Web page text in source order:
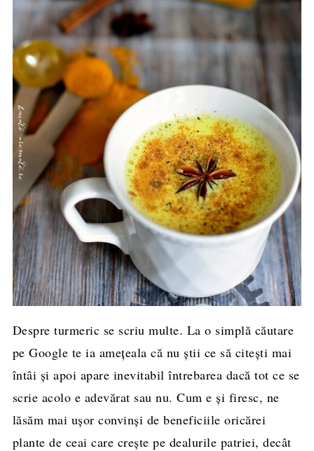
Despre turmeric se scriu multe. La o simplă căutare
pe Google te ia ameţeala că nu ştii ce să citeşti mai
întâi şi apoi apare inevitabil întrebarea dacă tot ce se
scrie acolo e adevărat sau nu. Cum e şi firesc, ne
lăsăm mai uşor convinşi de beneficiile oricărei
plante de ceai care creşte pe dealurile patriei, decât